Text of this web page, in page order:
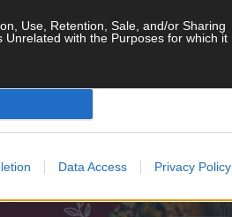
Use, Retention, Sale, and/or Sharing
Unrelated with the Purposes for which it
Data Access Privacy Policy